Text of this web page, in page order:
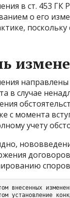
в ст. 453 ГК
о его
в случае
с момента
учету
внесенных
установление